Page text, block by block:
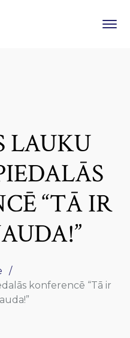
LAUKU
“TĀ IR
konferencē “Tā ir